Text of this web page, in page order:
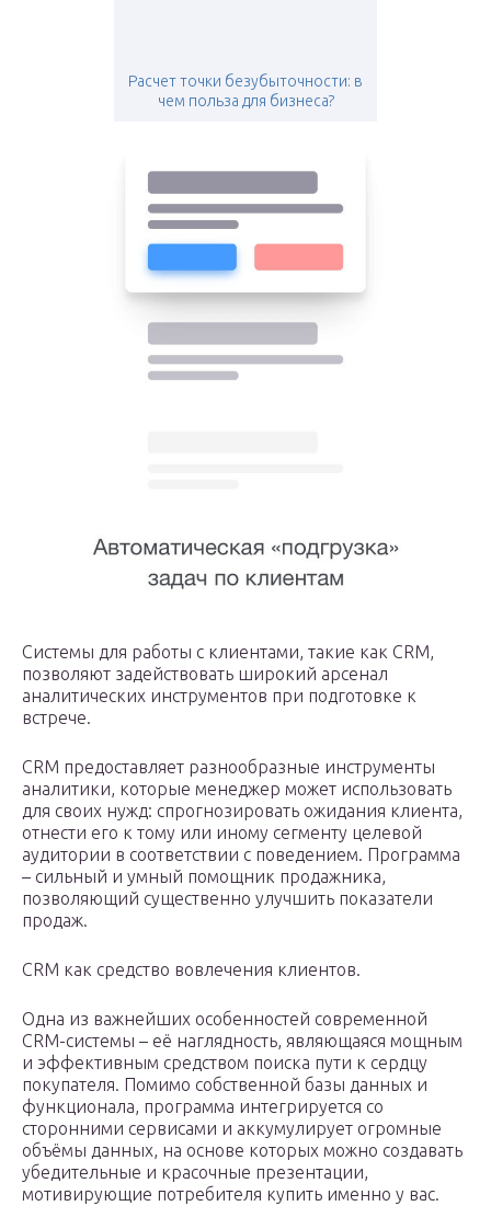
Расчет точки безубыточности: в
чем польза для бизнеса?
Системы для работы с клиентами, такие как CRM,
позволяют задействовать широкий арсенал
аналитических инструментов при подготовке к
встрече.
CRM предоставляет разнообразные инструменты
аналитики, которые менеджер может использовать
для своих нужд: спрогнозировать ожидания клиента,
отнести его к тому или иному сегменту целевой
аудитории в соответствии с поведением. Программа
– сильный и умный помощник продажника,
позволяющий существенно улучшить показатели
продаж.
CRM как средство вовлечения клиентов.
Одна из важнейших особенностей современной
CRM-системы – её наглядность, являющаяся мощным
и эффективным средством поиска пути к сердцу
покупателя. Помимо собственной базы данных и
функционала, программа интегрируется со
сторонними сервисами и аккумулирует огромные
объёмы данных, на основе которых можно создавать
убедительные и красочные презентации,
мотивирующие потребителя купить именно у вас.